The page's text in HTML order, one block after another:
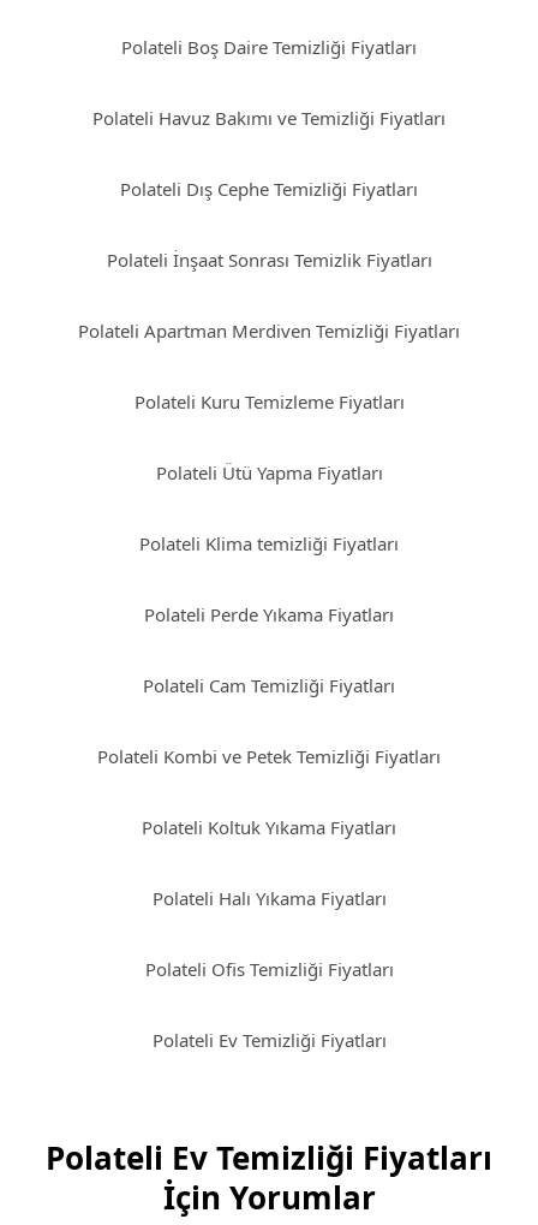
Polateli Boş Daire Temizliği Fiyatları
Polateli Havuz Bakımı ve Temizliği Fiyatları
Polateli Dış Cephe Temizliği Fiyatları
Polateli İnşaat Sonrası Temizlik Fiyatları
Polateli Apartman Merdiven Temizliği Fiyatları
Polateli Kuru Temizleme Fiyatları
Polateli Ütü Yapma Fiyatları
Polateli Klima temizliği Fiyatları
Polateli Perde Yıkama Fiyatları
Polateli Cam Temizliği Fiyatları
Polateli Kombi ve Petek Temizliği Fiyatları
Polateli Koltuk Yıkama Fiyatları
Polateli Halı Yıkama Fiyatları
Polateli Ofis Temizliği Fiyatları
Polateli Ev Temizliği Fiyatları
Polateli Ev Temizliği Fiyatları
İçin Yorumlar